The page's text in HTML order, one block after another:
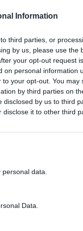
Information
third parties, or
by us, please use the
your opt-out request
on personal information
your opt-out. You
by third parties on
disclosed by us to third
disclose it to other third
data.
Data.